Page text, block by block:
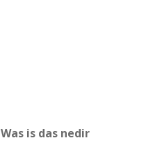
Was is das nedir